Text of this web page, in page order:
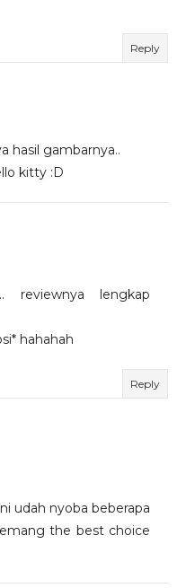
Reply
hasil gambarnya..
kitty :D
reviewnya lengkap
hahahah
Reply
udah nyoba beberapa
the best choice